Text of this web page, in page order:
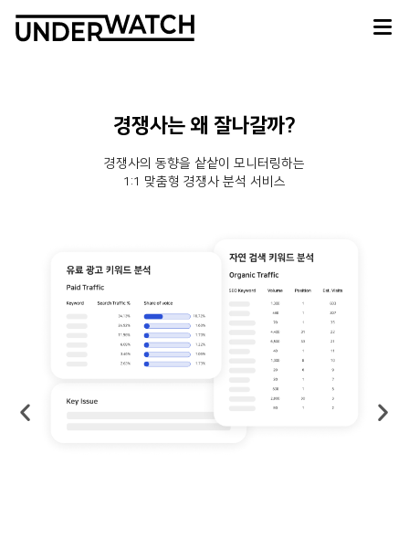
경쟁사는 왜 잘나갈까?
경쟁사의 동향을 샅샅이 모니터링하는
1:1 맞춤형 경쟁사 분석 서비스